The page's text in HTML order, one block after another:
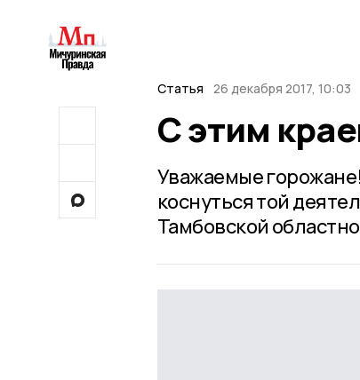
Статья 26 декабря 2017, 10:03
С этим
Уважаемые
коснуться той
Тамбовской